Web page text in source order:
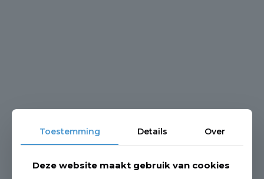
Toestemming Details Over
Deze website maakt gebruik van cookies